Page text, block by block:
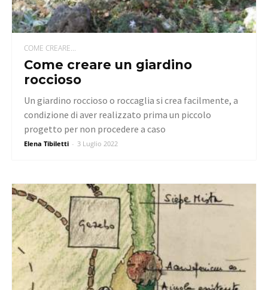
COME CREARE...
Come creare un giardino
roccioso
Elena Tibiletti - 3 Luglio 2022
Un giardino roccioso o roccaglia si crea facilmente, a
condizione di aver realizzato prima un piccolo
progetto per non procedere a caso